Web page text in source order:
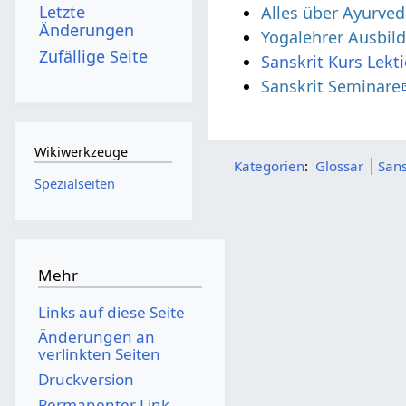
Alles über
Yogalehrer
Sanskrit Kurs
Sanskrit Seminare
Kategorien: Glossar
Letzte
Änderungen
Zufällige Seite
Wikiwerkzeuge
Spezialseiten
Mehr
Links auf diese Seite
Änderungen an
verlinkten Seiten
Druckversion